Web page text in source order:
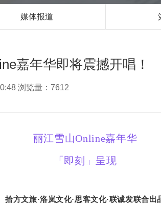
媒体报道
嘉年华即将震撼开唱！
浏览量：7612
丽江雪山Online嘉年华
「即刻」呈现
拾方文旅·洛岚文化·思客文化·联诚发联合出